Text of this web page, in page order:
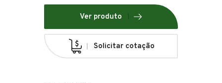
Ver produto
Solicitar cotação